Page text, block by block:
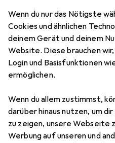
Wenn du nur das Nötigste
Cookies und ähnlichen
deinem Gerät und deinem
Website. Diese brauchen
Login und Basisfunktionen
ermöglichen.
Wenn du allem zustimmst,
darüber hinaus nutzen, um
zu zeigen, unsere Webseite
Werbung auf unseren und
5
WooodRodeo
EUR
1145,–
9
Bewertungen